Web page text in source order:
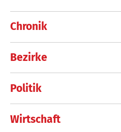
Chronik
Bezirke
Politik
Wirtschaft